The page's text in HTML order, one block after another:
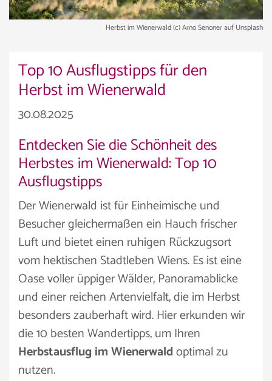
Herbst im Wienerwald (c) Arno Senoner auf Unsplash
Top 10 Ausflugstipps für den
Herbst im Wienerwald
30.08.2025
Entdecken Sie die Schönheit des
Herbstes im Wienerwald: Top 10
Ausflugstipps
Der Wienerwald ist für Einheimische und
Besucher gleichermaßen ein Hauch frischer
Luft und bietet einen ruhigen Rückzugsort
vom hektischen Stadtleben Wiens. Es ist eine
Oase voller üppiger Wälder, Panoramablicke
und einer reichen Artenvielfalt, die im Herbst
besonders zauberhaft wird. Hier erkunden wir
die 10 besten Wandertipps, um Ihren
Herbstausflug im Wienerwaldoptimal zu
nutzen.